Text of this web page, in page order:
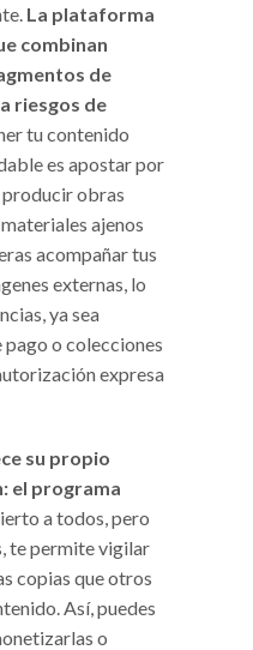
La plataforma
combinan
de
riesgos de
tu contenido
es apostar por
obras
ajenos
acompañar tus
externas, lo
ya sea
o colecciones
expresa
su propio
el programa
a todos, pero
te permite vigilar
copias que otros
Así, puedes
o